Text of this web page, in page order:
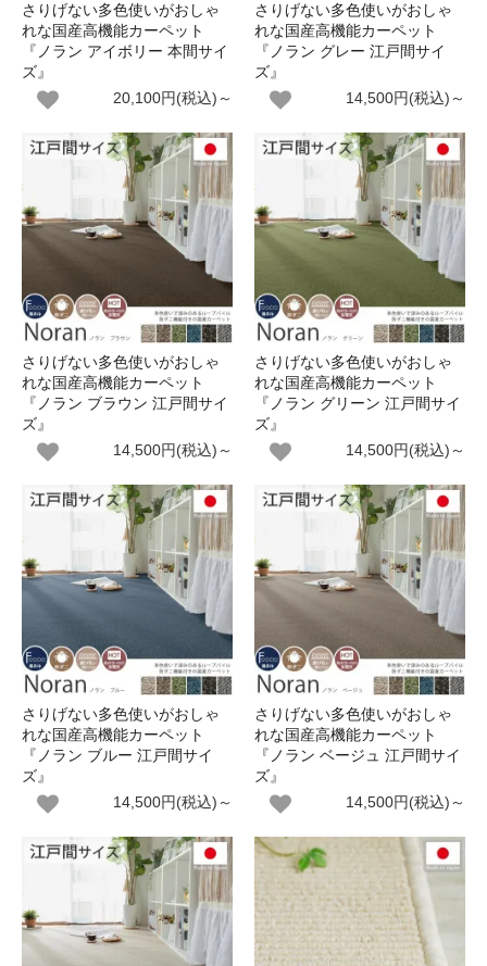
さりげない多色使いがおしゃ
れな国産高機能カーペット
『ノラン アイボリー 本間サイ
ズ』
20,100円(税込)～
さりげない多色使いがおしゃ
れな国産高機能カーペット
『ノラン グレー 江戸間サイ
ズ』
14,500円(税込)～
さりげない多色使いがおしゃ
れな国産高機能カーペット
『ノラン ブラウン 江戸間サイ
ズ』
14,500円(税込)～
さりげない多色使いがおしゃ
れな国産高機能カーペット
『ノラン グリーン 江戸間サイ
ズ』
14,500円(税込)～
さりげない多色使いがおしゃ
れな国産高機能カーペット
『ノラン ブルー 江戸間サイ
ズ』
14,500円(税込)～
さりげない多色使いがおしゃ
れな国産高機能カーペット
『ノラン ベージュ 江戸間サイ
ズ』
14,500円(税込)～